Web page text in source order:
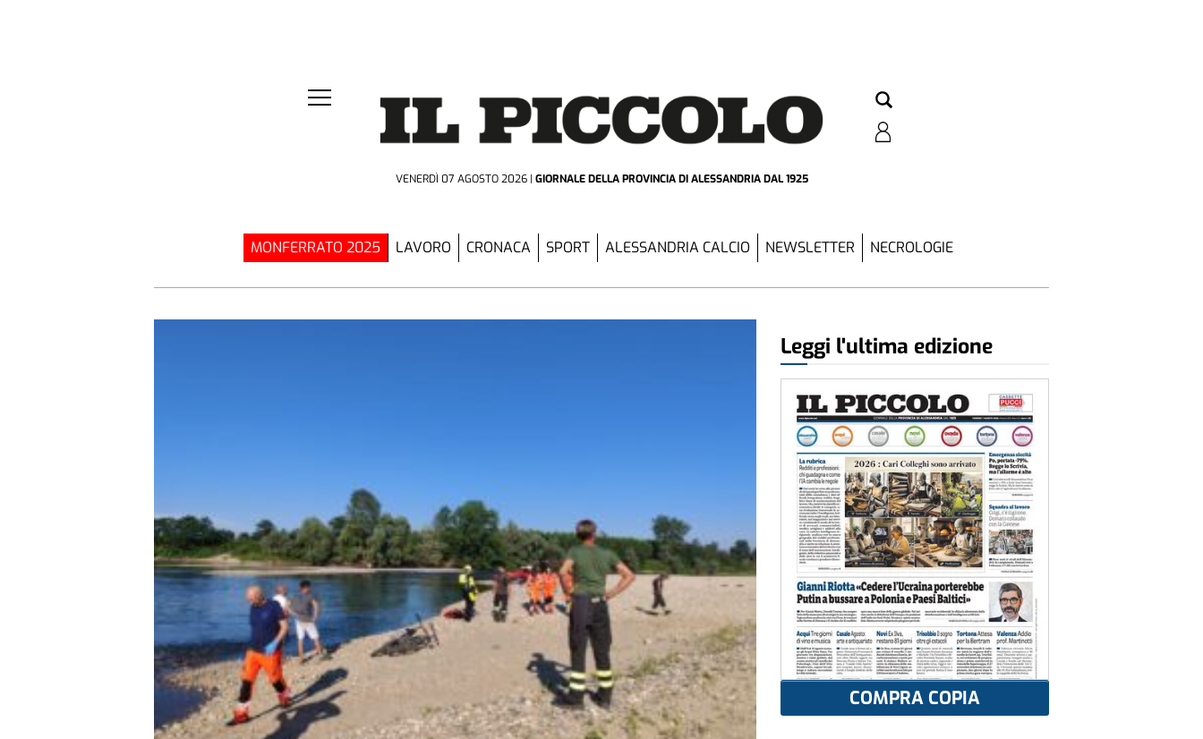
VENERDÌ 07 AGOSTO 2026 GIORNALE DELLA PROVINCIADI ALESSANDRIA DAL 1925
MONFERRATO 2025 LAVORO CRONACA SPORT ALESSANDRIA CALCIO NEWSLETTER NECROLOGIE
Leggi l'ultima edizione
COMPRA COPIA